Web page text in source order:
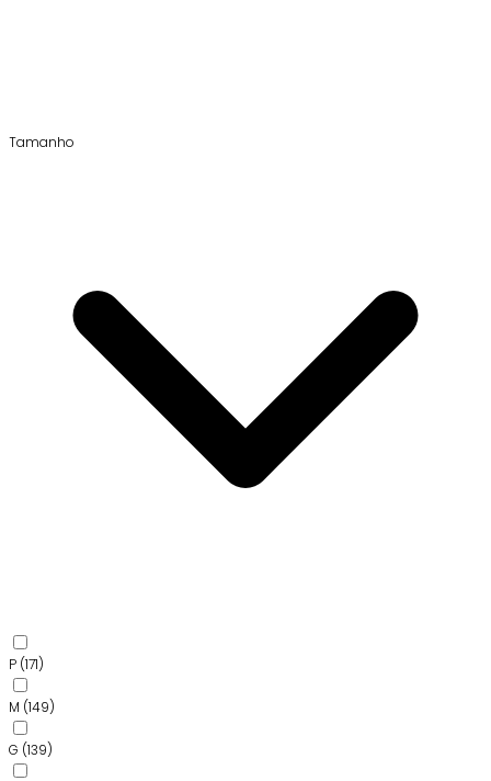
Tamanho
P (171)
M (149)
G (139)